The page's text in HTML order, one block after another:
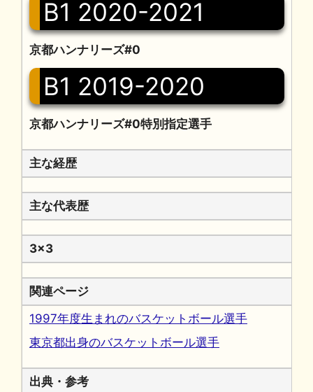
B1 2020-2021
京都ハンナリーズ#0
B1 2019-2020
京都ハンナリーズ#0特別指定選手
主な経歴
主な代表歴
3x3
関連ページ
1997年度生まれのバスケットボール選手
東京都出身のバスケットボール選手
出典・参考